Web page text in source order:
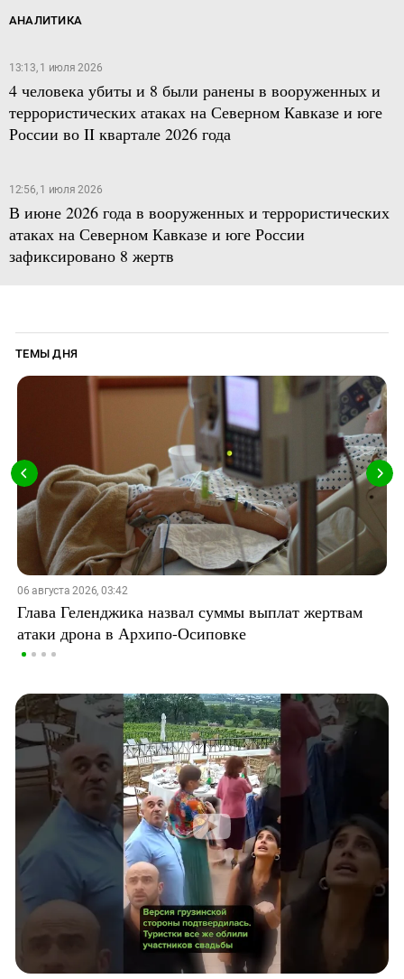
АНАЛИТИКА
13:13, 1 июля 2026
4 человека убиты и 8 были ранены в вооруженных и
террористических атаках на Северном Кавказе и юге
России во II квартале 2026 года
12:56, 1 июля 2026
В июне 2026 года в вооруженных и террористических
атаках на Северном Кавказе и юге России
зафиксировано 8 жертв
ТЕМЫ ДНЯ
06 августа 2026, 03:42
Глава Геленджика назвал суммы выплат жертвам
атаки дрона в Архипо-Осиповке